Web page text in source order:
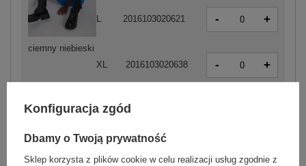
ciemny niebieski
L 2016103020621 - +
XL 2016103020638 - +
2016103020560
Konfiguracja zgód
Dbamy o Twoją prywatność
Sklep korzysta z plików cookie w celu realizacji usług zgodnie z